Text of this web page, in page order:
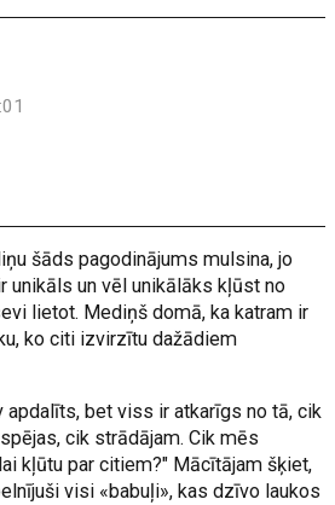
šāds pagodinājums mulsina, jo
unikāls un vēl unikālāks kļūst no
lietot. Mediņš domā, ka katram ir
ko citi izvirzītu dažādiem
apdalīts, bet viss ir atkarīgs no tā, cik
cik strādājam. Cik mēs
kļūtu par citiem?" Mācītājam šķiet,
visi «babuļi», kas dzīvo laukos